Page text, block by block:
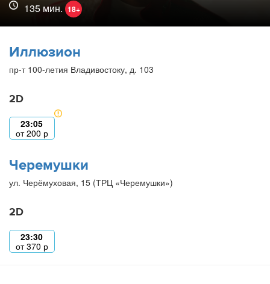
135 мин. 18+
Иллюзион
пр-т 100-летия Владивостоку, д. 103
2D
23:05
от200 р
Черемушки
ул. Черёмуховая, 15 (ТРЦ «Черемушки»)
2D
23:30
от370 р